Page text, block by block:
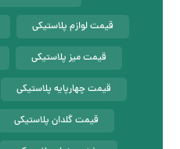
قیمت لوازم پلاستیکی
قیمت میز پلاستیکی
قیمت چهارپایه پلاستیکی
قیمت گلدان پلاستیکی